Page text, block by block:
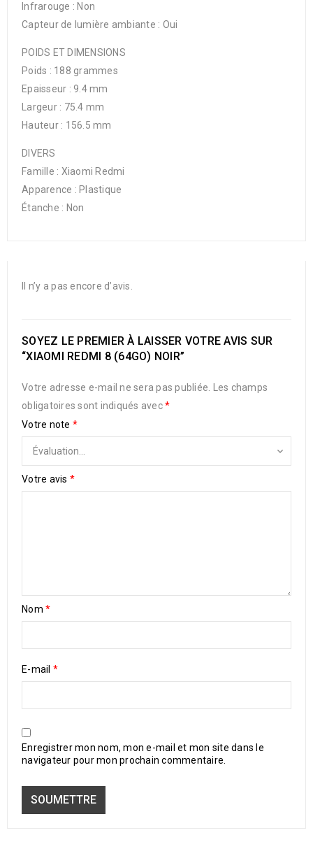
Infrarouge : Non
Capteur de lumière ambiante : Oui
POIDS ET DIMENSIONS
Poids : 188 grammes
Epaisseur : 9.4 mm
Largeur : 75.4 mm
Hauteur : 156.5 mm
DIVERS
Famille : Xiaomi Redmi
Apparence : Plastique
Étanche : Non
Il n’y a pas encore d’avis.
SOYEZ LE PREMIER À LAISSER VOTRE AVIS SUR
“XIAOMI REDMI 8 (64GO) NOIR”
Votre adresse e-mail ne sera pas publiée.
Les champs
obligatoires sont indiqués avec*
Votre note *
Votre avis *
Nom *
E-mail *
Enregistrer mon nom, mon e-mail et mon site dans le
navigateur pour mon prochain commentaire.